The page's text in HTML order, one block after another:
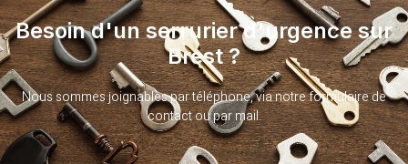
Besoin d'un serrurier d'urgence sur
Brest ?
Nous sommes joignables par téléphone, via notre formulaire de
contact ou par mail.